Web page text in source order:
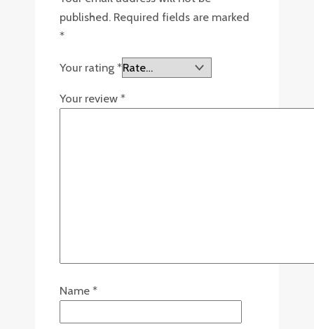
published. Required fields are marked
*
Your rating *
Your review *
Name *